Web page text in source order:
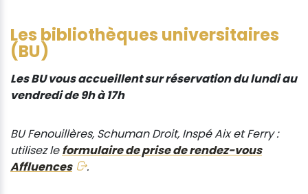
Les bibliothèques universitaires
(BU)
Les BU vous accueillent sur réservation du lundi au
vendredi de 9h à 17h
BU Fenouillères, Schuman Droit, Inspé Aix et Ferry :
utilisez leformulaire de prise de rendez-vous
Affluences
.